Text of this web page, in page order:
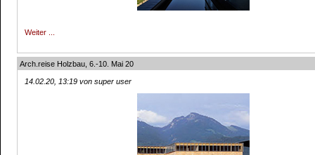
Weiter ...
Arch.reise Holzbau, 6.-10. Mai 20
14.02.20, 13:19 von super user